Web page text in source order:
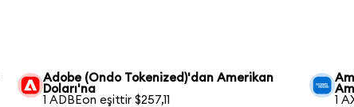
Adobe (Ondo Tokenized)'dan Amerikan
Doları'na
1 ADBEon eşittir $257,11
1